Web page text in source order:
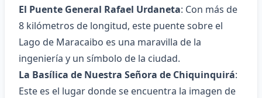
El Puente General Rafael Urdaneta: Con más de
8 kilómetros de longitud, este puente sobre el
Lago de Maracaibo es una maravilla de la
ingeniería y un símbolo de la ciudad.
La Basílica de Nuestra Señora de Chiquinquirá:
Este es el lugar donde se encuentra la imagen de